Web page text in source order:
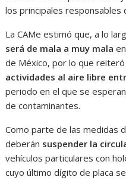
los principales responsables
La CAMe estimó que, a lo
será de mala a muy mala
de México, por lo que reiteró
actividades al aire libre
periodo en el que se
de contaminantes.
Como parte de las medidas
deberán suspender la
vehículos particulares con
cuyo último dígito de placa